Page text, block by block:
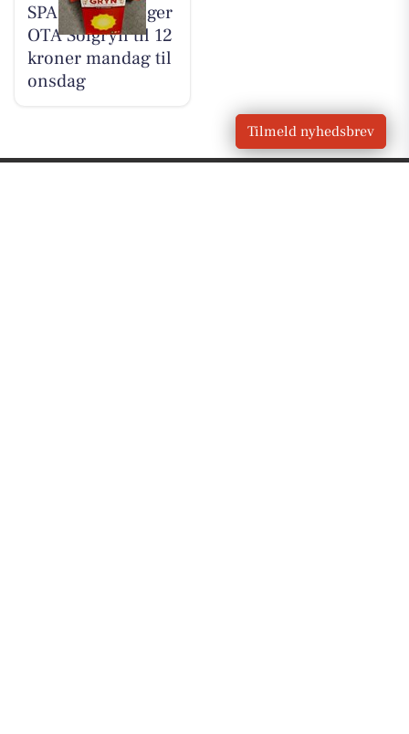
SPAR Visse sælger
OTA Solgryn til 12
kroner mandag til
onsdag
Tilmeld nyhedsbrev